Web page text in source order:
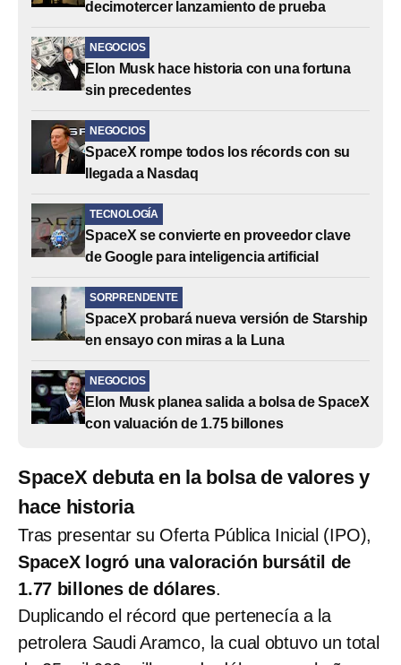
decimotercer lanzamiento de prueba
NEGOCIOS
Elon Musk hace historia con una fortuna
sin precedentes
NEGOCIOS
SpaceX rompe todos los récords con su
llegada a Nasdaq
TECNOLOGÍA
SpaceX se convierte en proveedor clave
de Google para inteligencia artificial
SORPRENDENTE
SpaceX probará nueva versión de Starship
en ensayo con miras a la Luna
NEGOCIOS
Elon Musk planea salida a bolsa de SpaceX
con valuación de 1.75 billones
SpaceX debuta en la bolsa de valores y
hace historia
Tras presentar su Oferta Pública Inicial (IPO),
SpaceX logró una valoración bursátil de
1.77 billones de dólares.
Duplicando el récord que pertenecía a la
petrolera Saudi Aramco, la cual obtuvo un total